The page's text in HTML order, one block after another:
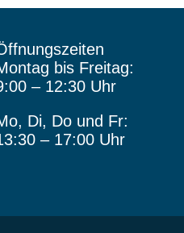
bis Freitag:
– 12:30 Uhr
Di, Do und Fr:
– 17:00 Uhr